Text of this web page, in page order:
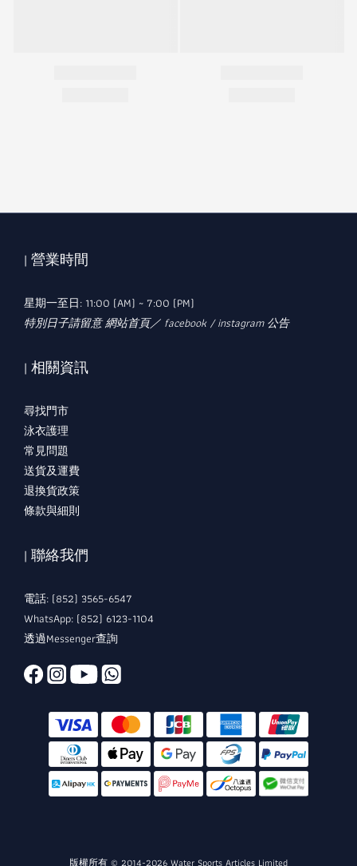
| 營業時間
星期一至日: 11:00 (AM) ~ 7:00 (PM)
特別日子請留意 網站首頁／ facebook / instagram 公告
| 相關資訊
尋找門市
泳衣護理
常見問題
送貨及運費
退換貨政策
條款與細則
| 聯絡我們
電話: (852) 3565-6547
WhatsApp: (852) 6123-1104
透過Messenger查詢
版權所有 © 2014-2026 Water Sports Articles Limited